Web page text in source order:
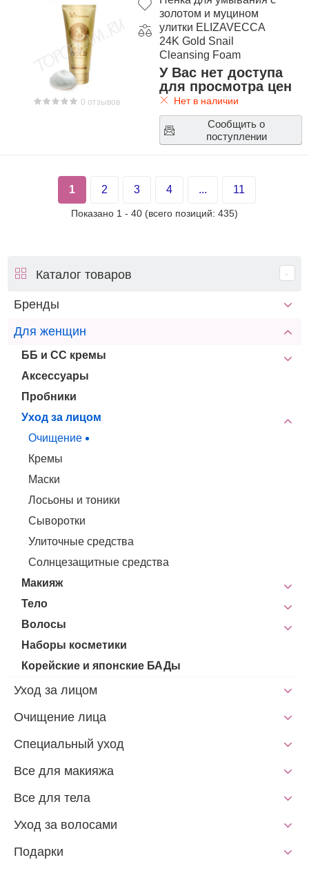
0 отзывов
золотом и муцином
улитки ELIZAVECCA
24K Gold Snail
Cleansing Foam
У Вас нет доступа
для просмотра цен
Нет в наличии
Сообщить о
поступлении
1 2 3 4 ... 11
Показано 1 - 40 (всего позиций: 435)
Каталог товаров
Бренды
Для женщин
ББ и СС кремы
Аксессуары
Пробники
Уход за лицом
Очищение
Кремы
Маски
Лосьоны и тоники
Сыворотки
Улиточные средства
Солнцезащитные средства
Макияж
Тело
Волосы
Наборы косметики
Корейские и японские БАДы
Уход за лицом
Очищение лица
Специальный уход
Все для макияжа
Все для тела
Уход за волосами
Подарки